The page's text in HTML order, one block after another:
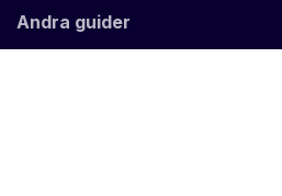
Andra guider